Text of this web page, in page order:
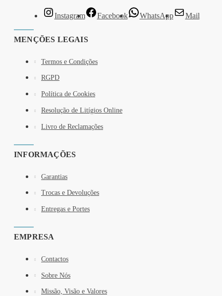
Instagram Facebook WhatsApp Mail
MENÇÕES LEGAIS
Termos e Condições
RGPD
Política de Cookies
Resolução de Litígios Online
Livro de Reclamações
INFORMAÇÕES
Garantias
Trocas e Devoluções
Entregas e Portes
EMPRESA
Contactos
Sobre Nós
Missão, Visão e Valores